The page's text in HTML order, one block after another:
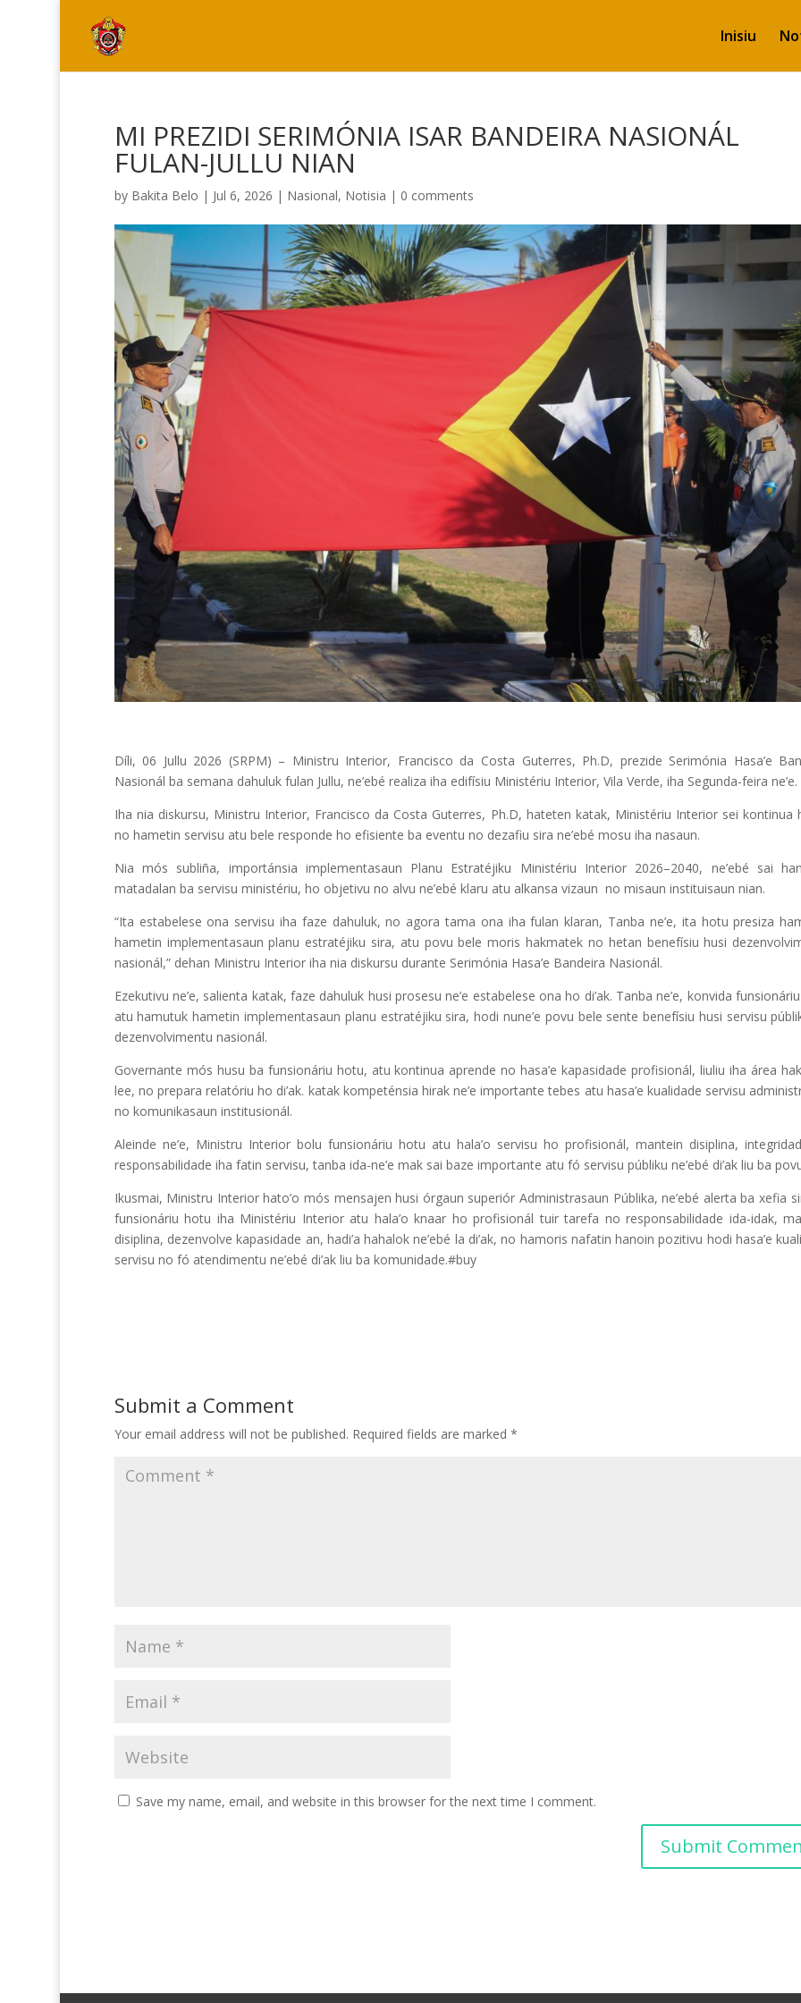
Inisiu
MI PREZIDI SERIMÓNIA ISAR BANDEIRA NASIONÁL
FULAN-JULLU NIAN
by Bakita Belo | Jul 6, 2026 | Nasional, Notisia | 0 comments
Díli, 06 Jullu 2026 (SRPM) – Ministru Interior, Francisco da Costa Guterres, Ph.D, prezide Serimónia Hasa’e
Nasionál ba semana dahuluk fulan Jullu, ne’ebé realiza iha edifísiu Ministériu Interior, Vila Verde, iha Segunda-feira ne’e.
Iha nia diskursu, Ministru Interior, Francisco da Costa Guterres, Ph.D, hateten katak, Ministériu Interior sei kontinua
no hametin servisu atu bele responde ho efisiente ba eventu no dezafiu sira ne’ebé mosu iha nasaun.
Nia mós subliña, importánsia implementasaun Planu Estratéjiku Ministériu Interior 2026–2040, ne’ebé sai
matadalan ba servisu ministériu, ho objetivu no alvu ne’ebé klaru atu alkansa vizaun no misaun instituisaun nian.
“Ita estabelese ona servisu iha faze dahuluk, no agora tama ona iha fulan klaran, Tanba ne’e, ita hotu presiza
hametin implementasaun planu estratéjiku sira, atu povu bele moris hakmatek no hetan benefísiu husi
nasionál,” dehan Ministru Interior iha nia diskursu durante Serimónia Hasa’e Bandeira Nasionál.
Ezekutivu ne’e, salienta katak, faze dahuluk husi prosesu ne’e estabelese ona ho di’ak. Tanba ne’e, konvida
atu hamutuk hametin implementasaun planu estratéjiku sira, hodi nune’e povu bele sente benefísiu husi servisu
dezenvolvimentu nasionál.
Governante mós husu ba funsionáriu hotu, atu kontinua aprende no hasa’e kapasidade profisionál, liuliu iha área
lee, no prepara relatóriu ho di’ak. katak kompeténsia hirak ne’e importante tebes atu hasa’e kualidade servisu
no komunikasaun institusionál.
Aleinde ne’e, Ministru Interior bolu funsionáriu hotu atu hala’o servisu ho profisionál, mantein disiplina,
responsabilidade iha fatin servisu, tanba ida-ne’e mak sai baze importante atu fó servisu públiku ne’ebé di’ak liu ba
Ikusmai, Ministru Interior hato’o mós mensajen husi órgaun superiór Administrasaun Públika, ne’ebé alerta ba xefia
funsionáriu hotu iha Ministériu Interior atu hala’o knaar ho profisionál tuir tarefa no responsabilidade ida-idak,
disiplina, dezenvolve kapasidade an, hadi’a hahalok ne’ebé la di’ak, no hamoris nafatin hanoin pozitivu hodi hasa’e
servisu no fó atendimentu ne’ebé di’ak liu ba komunidade.#buy
Submit a Comment
Your email address will not be published. Required fields are marked *
Save my name, email, and website in this browser for the next time I comment.